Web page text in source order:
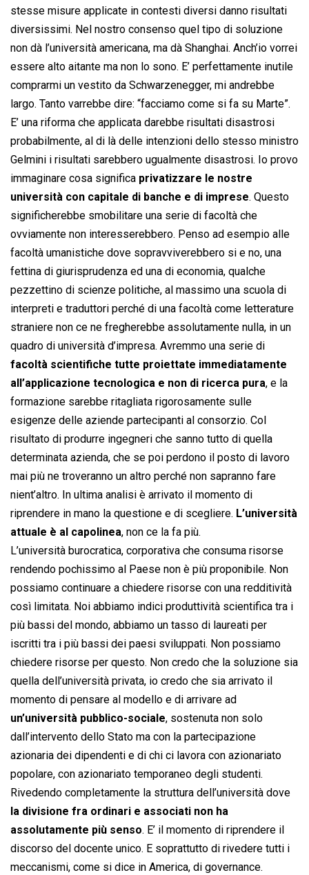
stesse misure applicate in contesti diversi danno risultati
diversissimi. Nel nostro consenso quel tipo di soluzione
non dà l’università americana, ma dà Shanghai. Anch’io vorrei
essere alto aitante ma non lo sono. E’ perfettamente inutile
comprarmi un vestito da Schwarzenegger, mi andrebbe
largo. Tanto varrebbe dire: “facciamo come si fa su Marte”.
E’ una riforma che applicata darebbe risultati disastrosi
probabilmente, al di là delle intenzioni dello stesso ministro
Gelmini i risultati sarebbero ugualmente disastrosi. Io provo
immaginare cosa significa privatizzare le nostre
università con capitale di banche e di imprese. Questo
significherebbe smobilitare una serie di facoltà che
ovviamente non interesserebbero. Penso ad esempio alle
facoltà umanistiche dove sopravviverebbero si e no, una
fettina di giurisprudenza ed una di economia, qualche
pezzettino di scienze politiche, al massimo una scuola di
interpreti e traduttori perché di una facoltà come letterature
straniere non ce ne fregherebbe assolutamente nulla, in un
quadro di università d’impresa. Avremmo una serie di
facoltà scientifiche tutte proiettate immediatamente
all’applicazione tecnologica e non di ricerca pura, e la
formazione sarebbe ritagliata rigorosamente sulle
esigenze delle aziende partecipanti al consorzio. Col
risultato di produrre ingegneri che sanno tutto di quella
determinata azienda, che se poi perdono il posto di lavoro
mai più ne troveranno un altro perché non sapranno fare
nient’altro. In ultima analisi è arrivato il momento di
riprendere in mano la questione e di scegliere. L’università
attuale è al capolinea, non ce la fa più.
L’università burocratica, corporativa che consuma risorse
rendendo pochissimo al Paese non è più proponibile. Non
possiamo continuare a chiedere risorse con una redditività
così limitata. Noi abbiamo indici produttività scientifica tra i
più bassi del mondo, abbiamo un tasso di laureati per
iscritti tra i più bassi dei paesi sviluppati. Non possiamo
chiedere risorse per questo. Non credo che la soluzione sia
quella dell’università privata, io credo che sia arrivato il
momento di pensare al modello e di arrivare ad
un’università pubblico-sociale, sostenuta non solo
dall’intervento dello Stato ma con la partecipazione
azionaria dei dipendenti e di chi ci lavora con azionariato
popolare, con azionariato temporaneo degli studenti.
Rivedendo completamente la struttura dell’università dove
la divisione fra ordinari e associati non ha
assolutamente più senso. E’ il momento di riprendere il
discorso del docente unico. E soprattutto di rivedere tutti i
meccanismi, come si dice in America, di governance.